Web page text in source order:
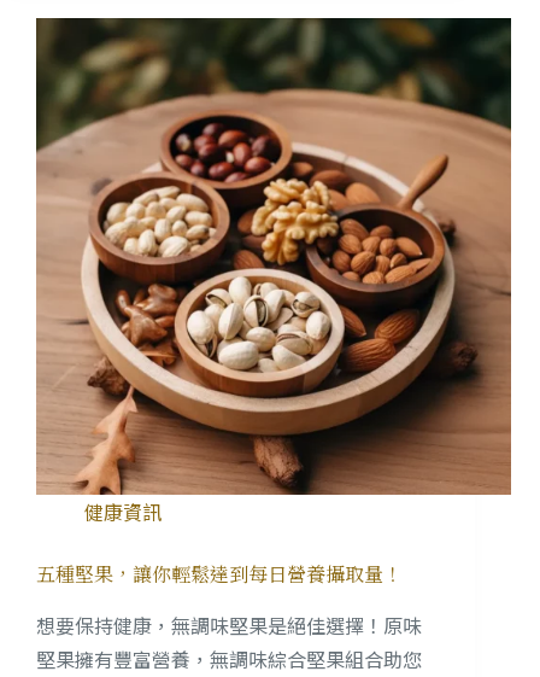
健康資訊
五種堅果，讓你輕鬆達到每日營養攝取量！
想要保持健康，無調味堅果是絕佳選擇！原味
堅果擁有豐富營養，無調味綜合堅果組合助您